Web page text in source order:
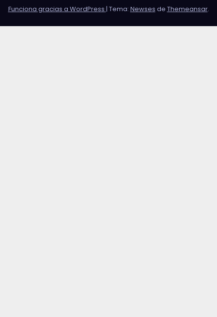
Funciona gracias a WordPress | Tema: Newses de Themeansar.